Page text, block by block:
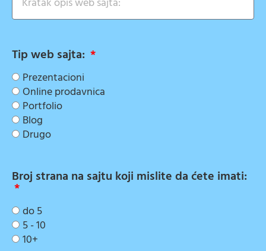
Tip web sajta:
Prezentacioni
Online prodavnica
Portfolio
Blog
Drugo
Broj strana na sajtu koji mislite da ćete imati:
do 5
5 - 10
10+